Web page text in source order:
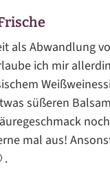
als Abwandlung
ich mir
süßeren
mal aus!
.